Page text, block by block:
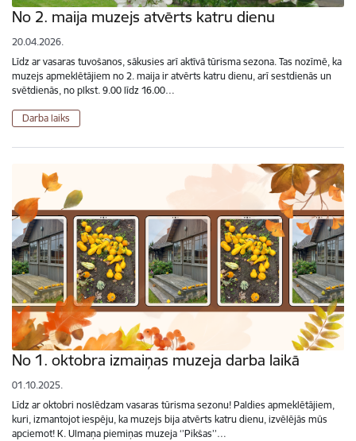
No 2. maija muzejs atvērts katru dienu
20.04.2026.
Līdz ar vasaras tuvošanos, sākusies arī aktīvā tūrisma sezona. Tas nozīmē, ka
muzejs apmeklētājiem no 2. maija ir atvērts katru dienu, arī sestdienās un
svētdienās, no plkst. 9.00 līdz 16.00…
Darba laiks
No 1. oktobra izmaiņas muzeja darba laikā
01.10.2025.
Līdz ar oktobri noslēdzam vasaras tūrisma sezonu! Paldies apmeklētājiem,
kuri, izmantojot iespēju, ka muzejs bija atvērts katru dienu, izvēlējās mūs
apciemot! K. Ulmaņa piemiņas muzeja ‘’Pikšas’’…